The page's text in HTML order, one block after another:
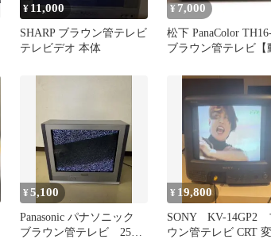
¥ 11,000
SHARP ブラウン管テレビ
テレビデオ 本体
¥ 7,000
松下 PanaColor
ブラウン管テレビ【
¥5,100
Panasonic パナソニック
ブラウン管テレビ 25
¥ 19,800
SONY KV-14GP2
ウン管テレビ CRT 変